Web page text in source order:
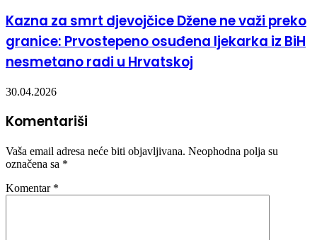
Kazna za smrt djevojčice Džene ne važi preko
granice: Prvostepeno osuđena ljekarka iz BiH
nesmetano radi u Hrvatskoj
30.04.2026
Komentariši
Vaša email adresa neće biti objavljivana. Neophodna polja su
označena sa *
Komentar *